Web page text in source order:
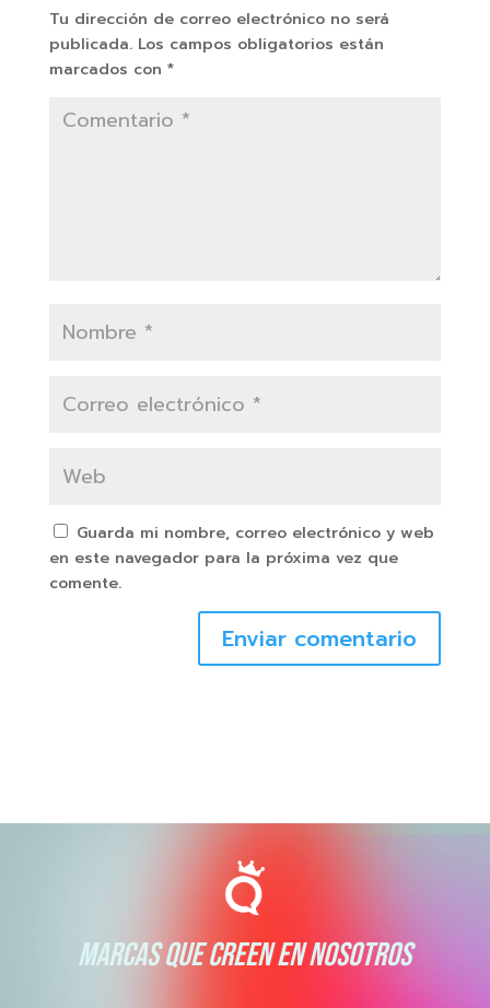
Tu dirección de correo electrónico no será
publicada. Los campos obligatorios están
marcados con *
Guarda mi nombre, correo electrónico y web
en este navegador para la próxima vez que
comente.
Enviar comentario
MARCAS QUE CREEN EN NOSOTROS